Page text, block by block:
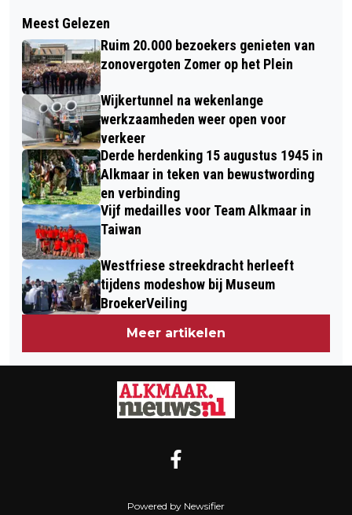
AZ KAN HET IN THUISDUEL PSV NIET
MOEILIJK MAKEN; NA RODE KAART IN
11E MINUUT KAARTEN AL GESCHUT
DE MOOISTE WANDEL- EN
FOTOROUTES: ELSWOUT OVERVEEN
Meest Gelezen
Ruim 20.000 bezoekers genieten van
zonovergoten Zomer op het Plein
Wijkertunnel na wekenlange
werkzaamheden weer open voor
verkeer
Derde herdenking 15 augustus 1945 in
Alkmaar in teken van bewustwording
en verbinding
Vijf medailles voor Team Alkmaar in
Taiwan
Westfriese streekdracht herleeft
tijdens modeshow bij Museum
BroekerVeiling
Meer artikelen
Powered by Newsifier